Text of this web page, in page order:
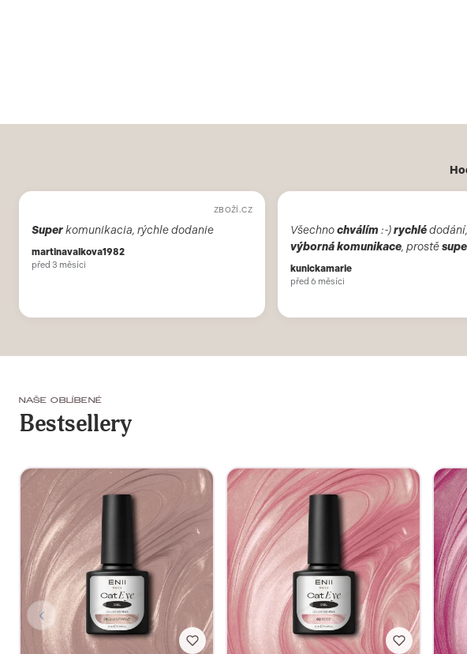
ZBOŽÍ.CZ
Superkomunikacia, rýchle dodanie
martinavalkova1982
před 3 měsíci
Všechnochválím :-)rychlédodání,
výborná komunikace, prostě
kunickamarie
před 6 měsíci
NAŠE OBLÍBENÉ
Bestsellery